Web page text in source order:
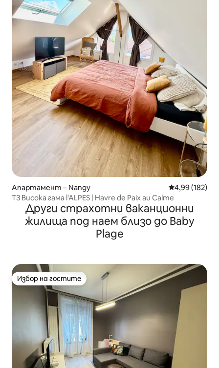
Апартамент – Nangy Средна
4,99 (182)
T3 Висока гама l'ALPES | Havre de Paix au Calme
Други страхотни ваканционни
жилища под наем близо до Baby
Plage
Избор на гостите
Избор на гостите